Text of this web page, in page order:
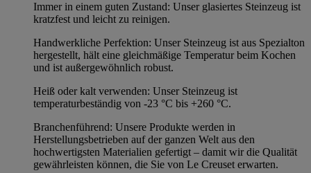
Immer in einem guten Zustand: Unser glasiertes Steinzeug ist
kratzfest und leicht zu reinigen.
Handwerkliche Perfektion: Unser Steinzeug ist aus Spezialton
hergestellt, hält eine gleichmäßige Temperatur beim Kochen
und ist außergewöhnlich robust.
Heiß oder kalt verwenden: Unser Steinzeug ist
temperaturbeständig von -23 °C bis +260 °C.
Branchenführend: Unsere Produkte werden in
Herstellungsbetrieben auf der ganzen Welt aus den
hochwertigsten Materialien gefertigt – damit wir die Qualität
gewährleisten können, die Sie von Le Creuset erwarten.